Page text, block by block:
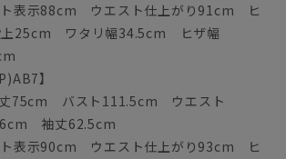
ト表示88cm ウエスト仕上がり91cm ヒ
25cm ワタリ幅34.5cm ヒザ幅
】
丈75cm バスト111.5cm ウエスト
袖丈62.5cm
ト表示90cm ウエスト仕上がり93cm ヒ